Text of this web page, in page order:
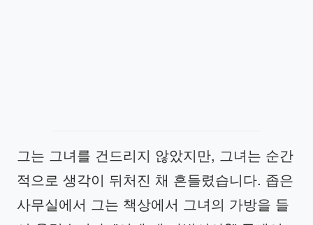
그는 그녀를 건드리지 않았지만, 그녀는 순간
적으로 생각이 뒤처진 채 흔들렸습니다. 좁은
사무실에서 그는 책상에서 그녀의 가방을 들